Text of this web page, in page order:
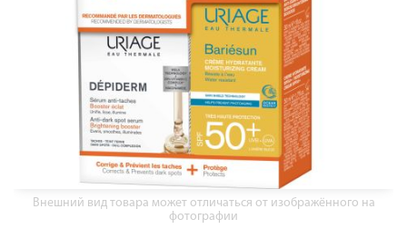
Внешний вид товара может отличаться от изображённого на
фотографии